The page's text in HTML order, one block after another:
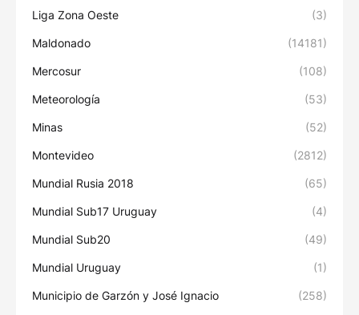
Liga Zona Oeste (3)
Maldonado (14181)
Mercosur (108)
Meteorología (53)
Minas (52)
Montevideo (2812)
Mundial Rusia 2018 (65)
Mundial Sub17 Uruguay (4)
Mundial Sub20 (49)
Mundial Uruguay (1)
Municipio de Garzón y José Ignacio (258)